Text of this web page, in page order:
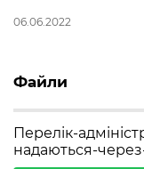
06.06.2022
Файли
Перелік-
надаються-